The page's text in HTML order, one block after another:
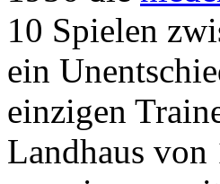
10 Spielen
ein
einzigen
Landhaus